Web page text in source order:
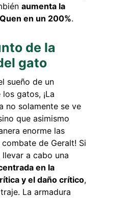
aumenta la
en un 200%.
de la
gato
sueño de un
gatos, ¡La
no solamente se ve
que asimismo
enorme las
de Geralt! Si
a cabo una
en la
y el daño crítico,
La armadura